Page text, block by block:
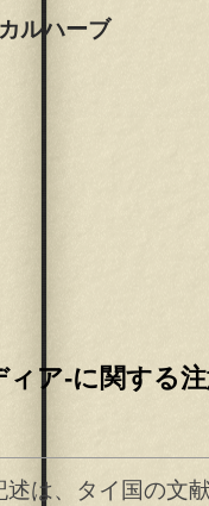
ルハーブ
ア-に関する
は、タイ国の文